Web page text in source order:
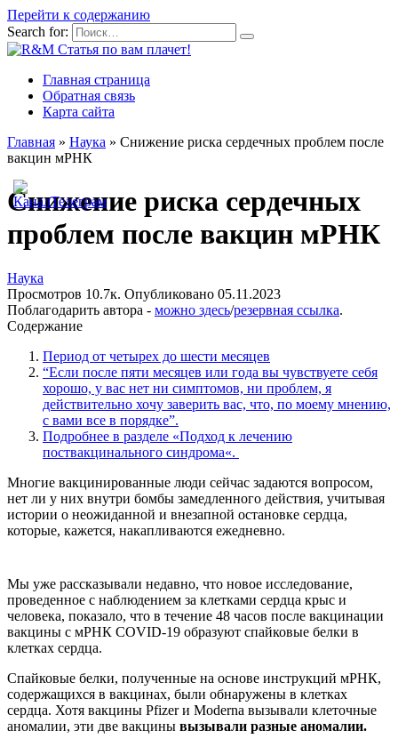
Перейти к содержанию
Search for:
Главная страница
Обратная связь
Карта сайта
Главная » Наука » Снижение риска сердечных проблем после
вакцин мРНК
Снижение риска сердечных
проблем после вакцин мРНК
Наука
Просмотров 10.7к. Опубликовано 05.11.2023
Поблагодарить автора - можно здесь/резервная ссылка.
Содержание
Период от четырех до шести месяцев
“Если после пяти месяцев или года вы чувствуете себя
хорошо, у вас нет ни симптомов, ни проблем, я
действительно хочу заверить вас, что, по моему мнению,
с вами все в порядке”.
Подробнее в разделе «Подход к лечению
поствакцинального синдрома«.
Многие вакцинированные люди сейчас задаются вопросом,
нет ли у них внутри бомбы замедленного действия, учитывая
истории о неожиданной и внезапной остановке сердца,
которые, кажется, накапливаются ежедневно.
Мы уже рассказывали недавно, что новое исследование,
проведенное с наблюдением за клетками сердца крыс и
человека, показало, что в течение 48 часов после вакцинации
вакцины с мРНК COVID-19 образуют спайковые белки в
клетках сердца.
Спайковые белки, полученные на основе инструкций мРНК,
содержащихся в вакцинах, были обнаружены в клетках
сердца. Хотя вакцины Pfizer и Moderna вызывали клеточные
аномалии, эти две вакцины вызывали разные аномалии.